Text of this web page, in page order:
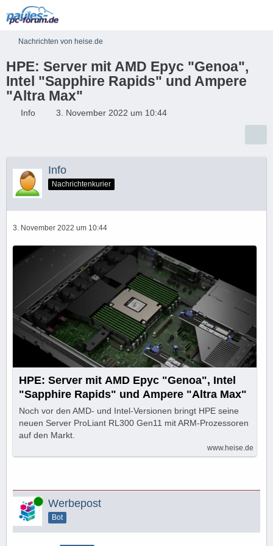
Nachrichten von heise.de
HPE: Server mit AMD Epyc "Genoa",
Intel "Sapphire Rapids" und Ampere
"Altra Max"
Info 3. November 2022 um 10:44
Info
Nachrichtenkurier
3. November 2022 um 10:44
HPE: Server mit AMD Epyc "Genoa", Intel
"Sapphire Rapids" und Ampere "Altra Max"
Noch vor den AMD- und Intel-Versionen bringt HPE seine
neuen Server ProLiant RL300 Gen11 mit ARM-Prozessoren
auf den Markt.
www.heise.de
Online Werbepost
Bot